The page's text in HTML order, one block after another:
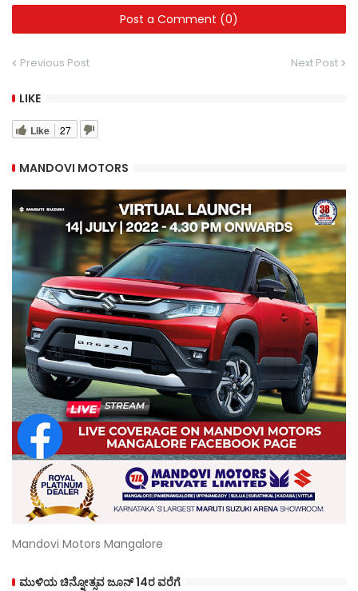
Post a Comment (0)
Previous Post Next Post
LIKE
Like 27
MANDOVI MOTORS
Mandovi Motors Mangalore
ಮುಳಿಯ ಚಿನ್ನೋತ್ಸವ ಜೂನ್ 14ರ ವರೆಗೆ